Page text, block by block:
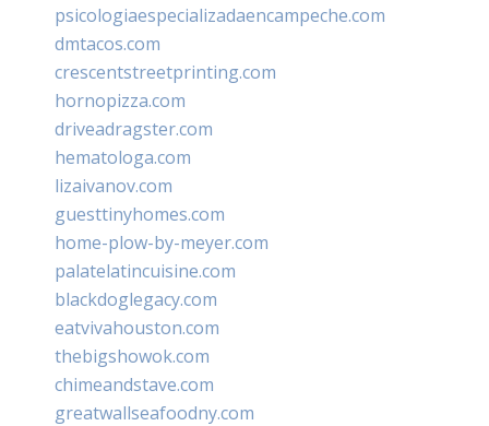
psicologiaespecializadaencampeche.com
dmtacos.com
crescentstreetprinting.com
hornopizza.com
driveadragster.com
hematologa.com
lizaivanov.com
guesttinyhomes.com
home-plow-by-meyer.com
palatelatincuisine.com
blackdoglegacy.com
eatvivahouston.com
thebigshowok.com
chimeandstave.com
greatwallseafoodny.com